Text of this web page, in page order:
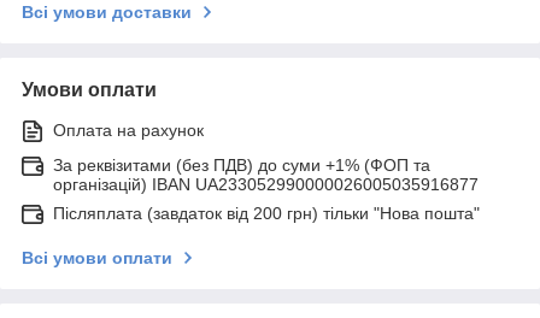
Всі умови доставки
Умови оплати
Оплата на рахунок
За реквізитами (без ПДВ) до суми +1% (ФОП та
організацій) IBAN UA233052990000026005035916877
Післяплата (завдаток від 200 грн) тільки "Нова пошта"
Всі умови оплати